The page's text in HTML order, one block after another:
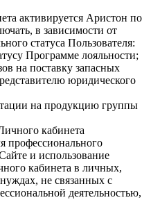
активируется Аристон по
в зависимости от
статуса Пользователя:
Программе лояльности;
на поставку запасных
юридического
на продукцию группы
кабинета
профессионального
и использование
кабинета в личных,
не связанных с
деятельностью,